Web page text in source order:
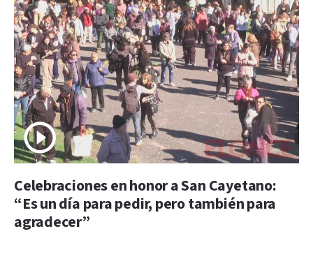
Celebraciones en honor a San Cayetano:
“Es un día para pedir, pero también para
agradecer”